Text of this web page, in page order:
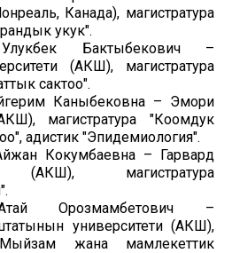
Канада), магистратура
укук".
Бактыбекович –
(АКШ), магистратура
сактоо".
Каныбековна – Эмори
магистратура "Коомдук
адистик "Эпидемиология".
Кокумбаевна – Гарвард
(АКШ), магистратура
Орозмамбетович –
университети (АКШ),
жана мамлекеттик